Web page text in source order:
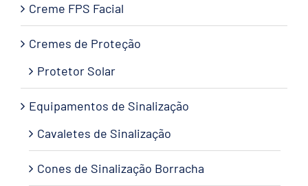
Creme FPS Facial
Cremes de Proteção
Protetor Solar
Equipamentos de Sinalização
Cavaletes de Sinalização
Cones de Sinalização Borracha